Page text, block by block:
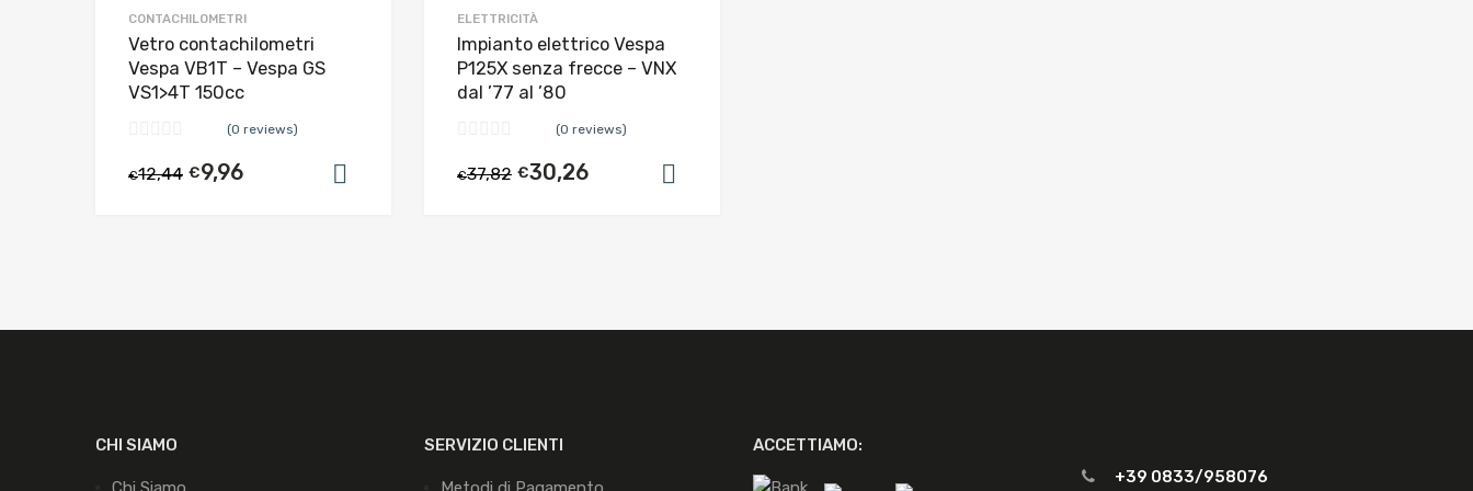
CONTACHILOMETRI
Vetro contachilometri
Vespa VB1T – Vespa GS
VS1>4T 150cc
(0 reviews)
€12,44 €9,96 Aggiungi al carrello
ELETTRICITÀ
Impianto elettrico Vespa
P125X senza frecce – VNX
dal ’77 al ’80
(0 reviews)
€37,82 €30,26
CHI SIAMO SERVIZIO CLIENTI
ACCETTIAMO:
+39 0833/958076